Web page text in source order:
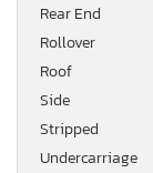
Rear End
Rollover
Roof
Side
Stripped
Undercarriage